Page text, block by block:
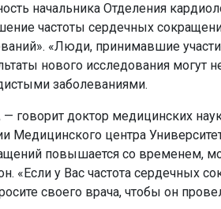
начальника Отделения
частоты сердечных
«Люди, принимавшие
нового исследования могут
заболеваниями.
— говорит доктор медицинских
Медицинского центра
повышается со временем,
«Если у Вас частота сердечных
своего врача, чтобы он